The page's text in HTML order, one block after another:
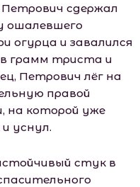
сдержал
ошалевшего
огурца и завалился
грамм триста и
Петрович лёг на
правой
на которой уже
уснул.
стук в